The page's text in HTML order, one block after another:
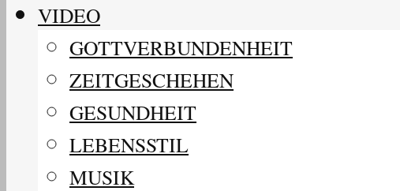
VIDEO
GOTTVERBUNDENHEIT
ZEITGESCHEHEN
GESUNDHEIT
LEBENSSTIL
MUSIK